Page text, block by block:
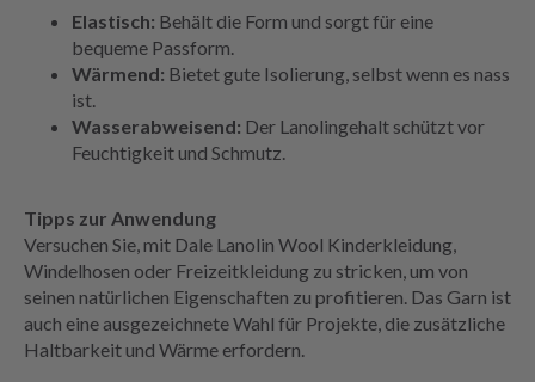
Elastisch: Behält die Form und sorgt für eine
bequeme Passform.
Wärmend: Bietet gute Isolierung, selbst wenn es nass
ist.
Wasserabweisend: Der Lanolingehalt schützt vor
Feuchtigkeit und Schmutz.
Tipps zur Anwendung
Versuchen Sie, mit Dale Lanolin Wool Kinderkleidung,
Windelhosen oder Freizeitkleidung zu stricken, um von
seinen natürlichen Eigenschaften zu profitieren. Das Garn ist
auch eine ausgezeichnete Wahl für Projekte, die zusätzliche
Haltbarkeit und Wärme erfordern.